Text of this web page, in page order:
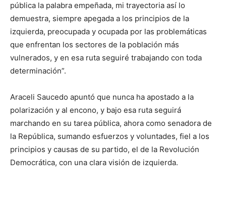
pública la palabra empeñada, mi trayectoria así lo
demuestra, siempre apegada a los principios de la
izquierda, preocupada y ocupada por las problemáticas
que enfrentan los sectores de la población más
vulnerados, y en esa ruta seguiré trabajando con toda
determinación”.
Araceli Saucedo apuntó que nunca ha apostado a la
polarización y al encono, y bajo esa ruta seguirá
marchando en su tarea pública, ahora como senadora de
la República, sumando esfuerzos y voluntades, fiel a los
principios y causas de su partido, el de la Revolución
Democrática, con una clara visión de izquierda.